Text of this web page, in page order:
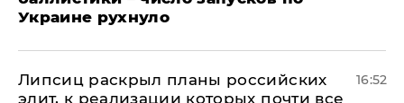
Украине рухнуло
Липсиц раскрыл планы российских
элит, к реализации которых почти все
16:52